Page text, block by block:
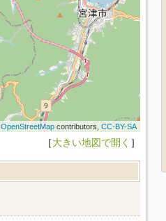
OpenStreetMapcontributors, CC-BY-SA
［大きい地図で開く ］